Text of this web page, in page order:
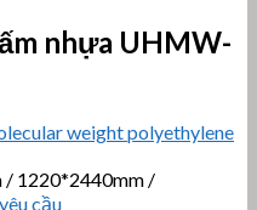
nhựa UHMW-
weight polyethylene
1220*2440mm /
cầu